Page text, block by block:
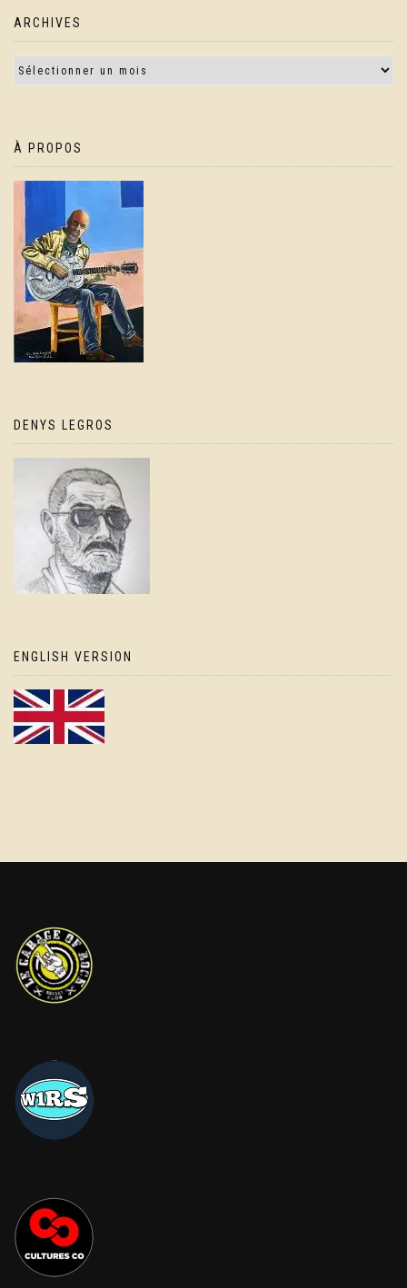
ARCHIVES
À PROPOS
DENYS LEGROS
ENGLISH VERSION